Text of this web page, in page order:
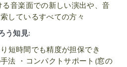
音楽面での新しい演出や、音
しているすべての方々
う知見:
短時間でも精度が担保でき
法 ・コンパクトサポート(窓の